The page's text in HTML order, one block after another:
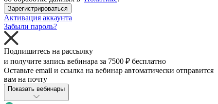
Зарегистрироваться
Активация аккаунта
Забыли пароль?
Подпишитесь на рассылку
и получите запись вебинара за 7500 ₽ бесплатно
Оставьте email и ссылка на вебинар автоматически отправится
вам на почту
Показать вебинары